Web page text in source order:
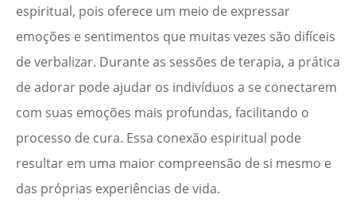
espiritual, pois oferece um meio de expressar
emoções e sentimentos que muitas vezes são difíceis
de verbalizar. Durante as sessões de terapia, a prática
de adorar pode ajudar os indivíduos a se conectarem
com suas emoções mais profundas, facilitando o
processo de cura. Essa conexão espiritual pode
resultar em uma maior compreensão de si mesmo e
das próprias experiências de vida.